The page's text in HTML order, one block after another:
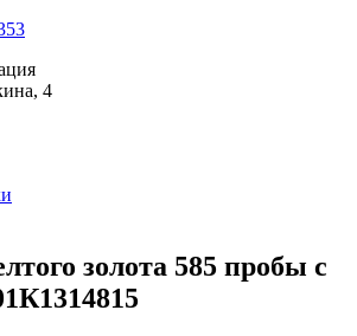
4
золота 585 пробы c